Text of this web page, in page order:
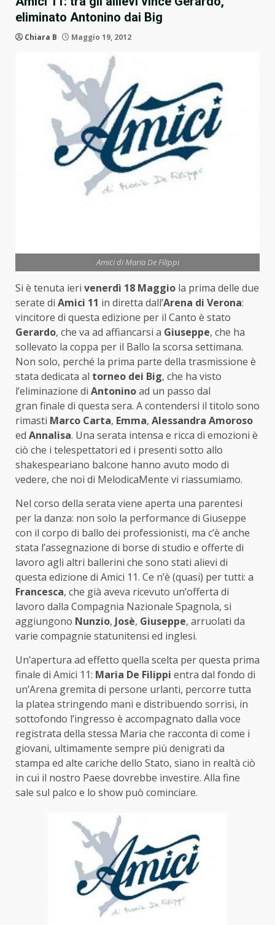
eliminato Antonino dai Big
Chiara B Maggio 19, 2012
Amici di Maria De Filippi
Si è tenuta ieri venerdì 18 Maggio la prima delle due
serate di Amici 11 in diretta dall’Arena di Verona:
vincitore di questa edizione per il Canto è stato
Gerardo, che va ad affiancarsi a Giuseppe, che ha
sollevato la coppa per il Ballo la scorsa settimana.
Non solo, perché la prima parte della trasmissione è
stata dedicata al torneo dei Big, che ha visto
l’eliminazione di Antoninoad un passo dal
gran finale di questa sera. A contendersi il titolo sono
rimasti Marco Carta, Emma, Alessandra Amoroso
ed Annalisa. Una serata intensa e ricca di emozioni è
ciò che i telespettatori ed i presenti sotto allo
shakespeariano balcone hanno avuto modo di
vedere, che noi di MelodicaMente vi riassumiamo.
Nel corso della serata viene aperta una parentesi
per la danza: non solo la performance di Giuseppe
con il corpo di ballo dei professionisti, ma c’è anche
stata l’assegnazione di borse di studio e offerte di
lavoro agli altri ballerini che sono stati alievi di
questa edizione di Amici 11. Ce n’è (quasi) per tutti: a
Francesca, che già aveva ricevuto un’offerta di
lavoro dalla Compagnia Nazionale Spagnola, si
aggiungono Nunzio, Josè, Giuseppe, arruolati da
varie compagnie statunitensi ed inglesi.
Un’apertura ad effetto quella scelta per questa prima
finale di Amici 11: Maria De Filippi entra dal fondo di
un’Arena gremita di persone urlanti, percorre tutta
la platea stringendo mani e distribuendo sorrisi, in
sottofondo l’ingresso è accompagnato dalla voce
registrata della stessa Maria che racconta di come i
giovani, ultimamente sempre più denigrati da
stampa ed alte cariche dello Stato, siano in realtà ciò
in cui il nostro Paese dovrebbe investire. Alla fine
sale sul palco e lo show può cominciare.